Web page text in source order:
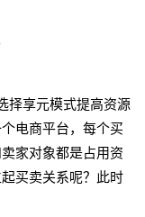
择享元模式提高资源
电商平台，每个买
家对象都是占用资
买卖关系呢？此时